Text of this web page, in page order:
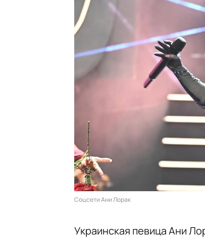
Соцсети Ани Лорак
Украинская певица Ани